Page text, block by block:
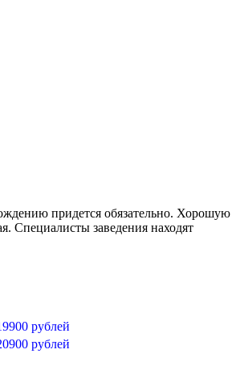
придется обязательно. Хорошую
Специалисты заведения находят
рублей
рублей